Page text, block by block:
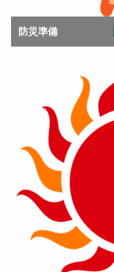
防災準備